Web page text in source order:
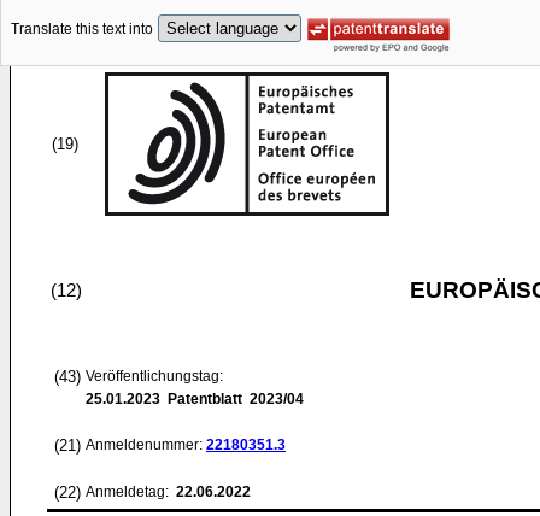
Translate this text into
(19)
(12)
(43) Veröffentlichungstag:
25.01.2023 Patentblatt 2023/04
(21) Anmeldenummer: 22180351.3
(22) Anmeldetag: 22.06.2022